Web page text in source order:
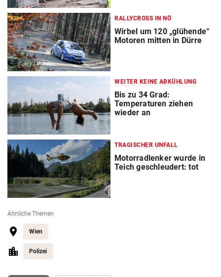
RALLYCROSS IN NÖ
Wirbel um 120 „glühende“
Motoren mitten in Dürre
WEITER KEINE ABKÜHLUNG
Bis zu 34 Grad:
Temperaturen ziehen
wieder an
TRAGISCHER UNFALL
Motorradlenker wurde in
Teich geschleudert: tot
Ähnliche Themen
Wien
Polizei